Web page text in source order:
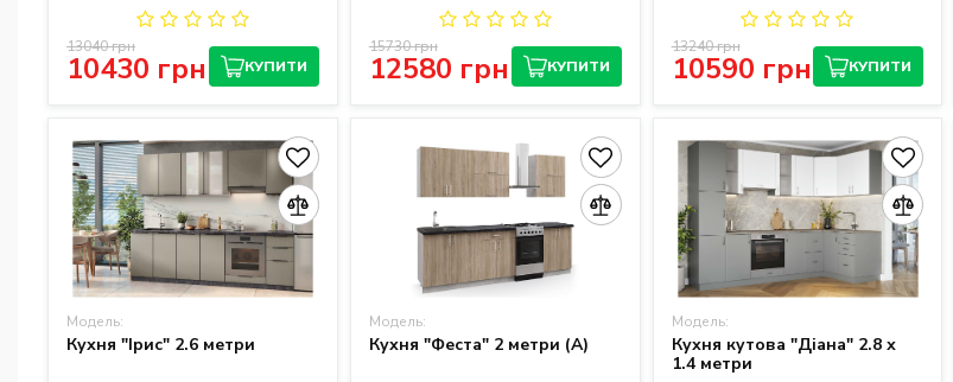
10430 грн
13040 грн
КУПИТИ
12580 грн
15730 грн
КУПИТИ
10590 грн
13240 грн
КУПИТИ
Модель:
Кухня "Ірис" 2.6 метри
Модель:
Кухня "Феста" 2 метри (A)
Модель:
Кухня кутова "Діана" 2.8 х
1.4 метри